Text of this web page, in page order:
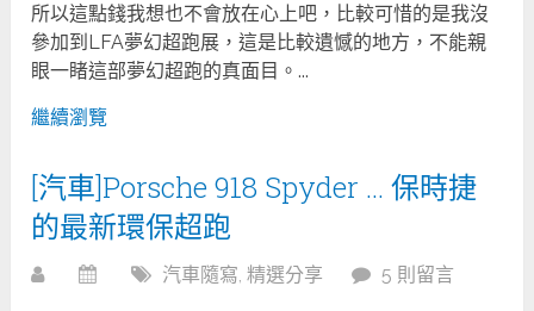
所以這點錢我想也不會放在心上吧，比較可惜的是我沒
參加到LFA夢幻超跑展，這是比較遺憾的地方，不能親
眼一睹這部夢幻超跑的真面目。...
繼續瀏覽
[汽車]Porsche 918 Spyder … 保時捷
的最新環保超跑
汽車隨寫,精選分享 5 則留言